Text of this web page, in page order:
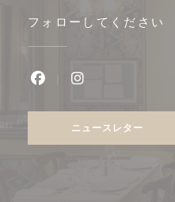
フォローしてください
ニュースレター